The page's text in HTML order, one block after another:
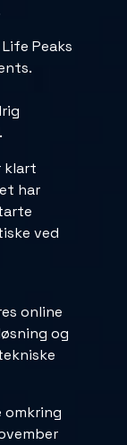
Peaks
klart
har
ved
online
og
omkring